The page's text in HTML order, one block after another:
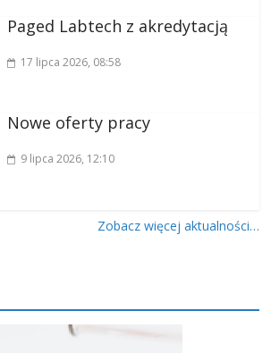
Paged Labtech z akredytacją
17 lipca 2026, 08:58
Nowe oferty pracy
9 lipca 2026, 12:10
Zobacz więcej aktualności…